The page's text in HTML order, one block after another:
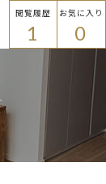
閲覧履歴
1
お気に入り
0